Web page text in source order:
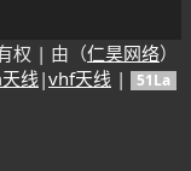
权 | 由（仁昊网络）
线|vhf天线 | 51La